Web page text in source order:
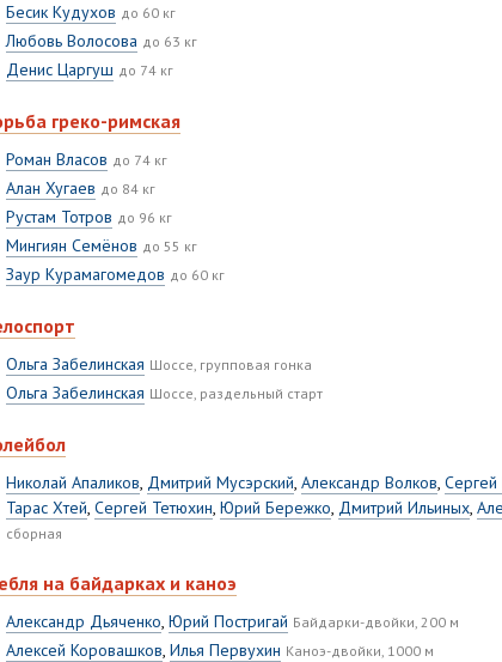
Бесик Кудухов до 60 кг
Любовь Волосова до 63 кг
Денис Царгуш до 74 кг
греко-римская
Роман Власов до 74 кг
Алан Хугаев до 84 кг
Рустам Тотров до 96 кг
Мингиян Семёнов до 55 кг
Заур Курамагомедов до 60 кг
Ольга Забелинская Шоссе, групповая гонка
Ольга Забелинская Шоссе, раздельный старт
Николай Апаликов, Дмитрий Мусэрский, Александр Волков, Сергей
Тарас Хтей, Сергей Тетюхин, Юрий Бережко, Дмитрий Ильиных,
сборная
на байдарках и каноэ
Александр Дьяченко, Юрий Постригай Байдарки-двойки, 200 м
Алексей Коровашков, Илья Первухин Каноэ-двойки, 1000 м